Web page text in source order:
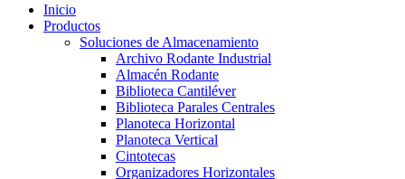
Inicio
Productos
Soluciones de Almacenamiento
Archivo Rodante Industrial
Almacén Rodante
Biblioteca Cantiléver
Biblioteca Parales Centrales
Planoteca Horizontal
Planoteca Vertical
Cintotecas
Organizadores Horizontales